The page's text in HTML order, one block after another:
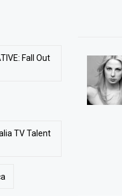
Fall Out
TV Talent